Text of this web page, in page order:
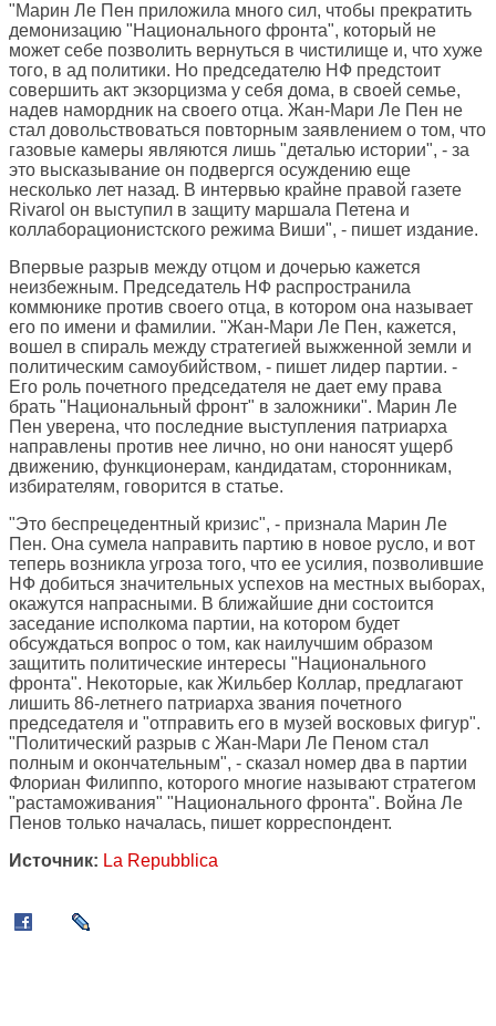
"Марин Ле Пен приложила много сил, чтобы прекратить
демонизацию "Национального фронта", который не
может себе позволить вернуться в чистилище и, что хуже
того, в ад политики. Но председателю НФ предстоит
совершить акт экзорцизма у себя дома, в своей семье,
надев намордник на своего отца. Жан-Мари Ле Пен не
стал довольствоваться повторным заявлением о том, что
газовые камеры являются лишь "деталью истории", - за
это высказывание он подвергся осуждению еще
несколько лет назад. В интервью крайне правой газете
Rivarol он выступил в защиту маршала Петена и
коллаборационистского режима Виши", - пишет издание.
Впервые разрыв между отцом и дочерью кажется
неизбежным. Председатель НФ распространила
коммюнике против своего отца, в котором она называет
его по имени и фамилии. "Жан-Мари Ле Пен, кажется,
вошел в спираль между стратегией выжженной земли и
политическим самоубийством, - пишет лидер партии. -
Его роль почетного председателя не дает ему права
брать "Национальный фронт" в заложники". Марин Ле
Пен уверена, что последние выступления патриарха
направлены против нее лично, но они наносят ущерб
движению, функционерам, кандидатам, сторонникам,
избирателям, говорится в статье.
"Это беспрецедентный кризис", - признала Марин Ле
Пен. Она сумела направить партию в новое русло, и вот
теперь возникла угроза того, что ее усилия, позволившие
НФ добиться значительных успехов на местных выборах,
окажутся напрасными. В ближайшие дни состоится
заседание исполкома партии, на котором будет
обсуждаться вопрос о том, как наилучшим образом
защитить политические интересы "Национального
фронта". Некоторые, как Жильбер Коллар, предлагают
лишить 86-летнего патриарха звания почетного
председателя и "отправить его в музей восковых фигур".
"Политический разрыв с Жан-Мари Ле Пеном стал
полным и окончательным", - сказал номер два в партии
Флориан Филиппо, которого многие называют стратегом
"растаможивания" "Национального фронта". Война Ле
Пенов только началась, пишет корреспондент.
Источник: La Repubblica